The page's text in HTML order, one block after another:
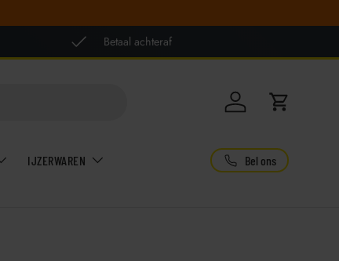
Betaal achteraf
Inloggen
IJZERWAREN Bel ons